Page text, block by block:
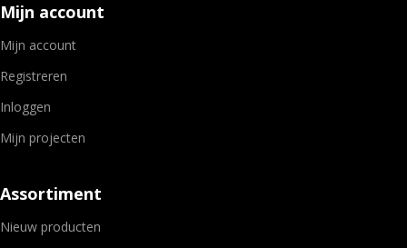
Mijn account
Mijn account
Registreren
Inloggen
Mijn projecten
Assortiment
Nieuw producten